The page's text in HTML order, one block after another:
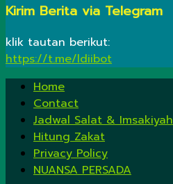
Kirim Berita via Telegram
klik tautan berikut:
https://t.me/ldiibot
Home
Contact
Jadwal Salat & Imsakiyah
Hitung Zakat
Privacy Policy
NUANSA PERSADA